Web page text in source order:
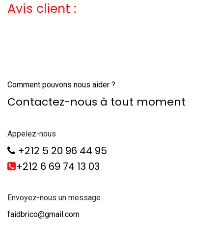
Avis client :
Comment pouvons nous aider ?
Contactez-nous à tout moment
Appelez-nous
+212 5 20 96 44 95
+212 6 69 74 13 03
Envoyez-nous un message
faidbrico@gmail.com